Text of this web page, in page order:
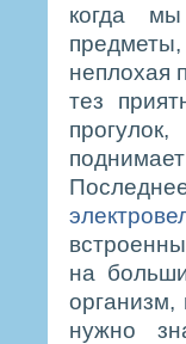
когда
неплохая
тез
на
нужно